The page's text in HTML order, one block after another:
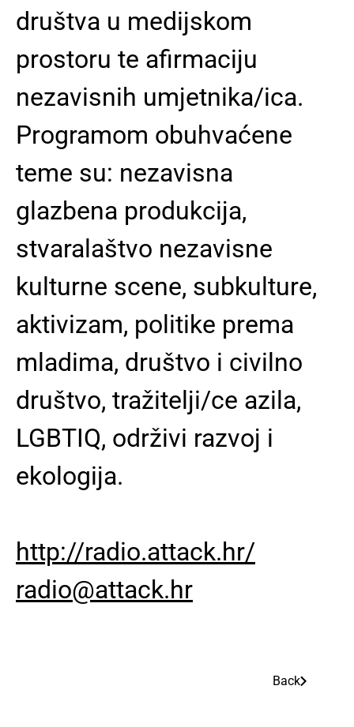
društva u medijskom
prostoru te afirmaciju
nezavisnih umjetnika/ica.
Programom obuhvaćene
teme su: nezavisna
glazbena produkcija,
stvaralaštvo nezavisne
kulturne scene, subkulture,
aktivizam, politike prema
mladima, društvo i civilno
društvo, tražitelji/ce azila,
LGBTIQ, održivi razvoj i
ekologija.
http://radio.attack.hr/
radio@attack.hr
Back